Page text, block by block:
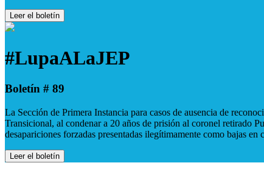
Leer el boletín
#LupaALaJEP
Boletín # 89
La Sección de Primera Instancia para casos de ausencia de
Transicional, al condenar a 20 años de prisión al coronel retirado
desapariciones forzadas presentadas ilegítimamente como bajas en
Leer el boletín